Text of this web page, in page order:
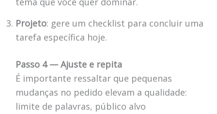
Projeto: gere um checklist para concluir uma
tarefa específica hoje.
Passo 4 — Ajuste e repita
É importante ressaltar que pequenas
mudanças no pedido elevam a qualidade:
limite de palavras, público alvo